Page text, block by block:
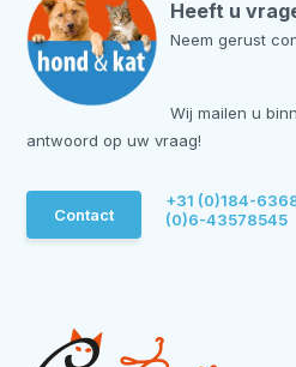
Heeft u
Neem gerust
Wij mailen u
antwoord op uw vraag!
Contact
+31 (0)184-
(0)6-43578545